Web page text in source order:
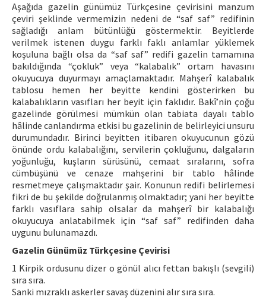
Aşağıda gazelin günümüz Türkçesine çevirisini manzum
çeviri şeklinde vermemizin nedeni de “saf saf” redifinin
sağladığı anlam bütünlüğü göstermektir. Beyitlerde
verilmek istenen duygu farklı faklı anlamlar yüklemek
koşuluna bağlı olsa da “saf saf” redifi gazelin tamamına
bakıldığında “çokluk” veya “kalabalık” ortam havasını
okuyucuya duyurmayı amaçlamaktadır. Mahşerî kalabalık
tablosu hemen her beyitte kendini gösterirken bu
kalabalıkların vasıfları her beyit için faklıdır. Bakî’nin çoğu
gazelinde görülmesi mümkün olan tabiata dayalı tablo
hâlinde canlandırma etkisi bu gazelinin de belirleyici unsuru
durumundadır. Birinci beyitten itibaren okuyucunun gözü
önünde ordu kalabalığını, servilerin çokluğunu, dalgaların
yoğunluğu, kuşların sürüsünü, cemaat sıralarını, sofra
cümbüşünü ve cenaze mahşerini bir tablo hâlinde
resmetmeye çalışmaktadır şair. Konunun redifi belirlemesi
fikri de bu şekilde doğrulanmış olmaktadır; yani her beyitte
farklı vasıflara sahip olsalar da mahşerî bir kalabalığı
okuyucuya anlatabilmek için “saf saf” redifinden daha
uygunu bulunamazdı.
Gazelin Günümüz Türkçesine Çevirisi
1 Kirpik ordusunu dizer o gönül alıcı fettan bakışlı (sevgili)
sıra sıra.
Sanki mızraklı askerler savaş düzenini alır sıra sıra.